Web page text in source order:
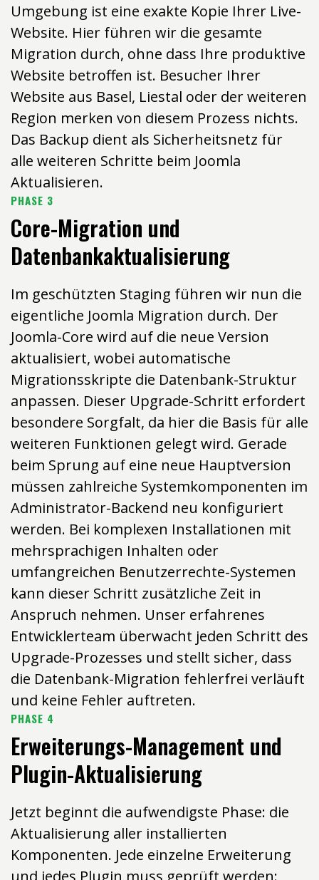
Umgebung ist eine exakte Kopie Ihrer Live-
Website. Hier führen wir die gesamte
Migration durch, ohne dass Ihre produktive
Website betroffen ist. Besucher Ihrer
Website aus Basel, Liestal oder der weiteren
Region merken von diesem Prozess nichts.
Das Backup dient als Sicherheitsnetz für
alle weiteren Schritte beim Joomla
Aktualisieren.
PHASE 3
Core-Migration und
Datenbankaktualisierung
Im geschützten Staging führen wir nun die
eigentliche Joomla Migration durch. Der
Joomla-Core wird auf die neue Version
aktualisiert, wobei automatische
Migrationsskripte die Datenbank-Struktur
anpassen. Dieser Upgrade-Schritt erfordert
besondere Sorgfalt, da hier die Basis für alle
weiteren Funktionen gelegt wird. Gerade
beim Sprung auf eine neue Hauptversion
müssen zahlreiche Systemkomponenten im
Administrator-Backend neu konfiguriert
werden. Bei komplexen Installationen mit
mehrsprachigen Inhalten oder
umfangreichen Benutzerrechte-Systemen
kann dieser Schritt zusätzliche Zeit in
Anspruch nehmen. Unser erfahrenes
Entwicklerteam überwacht jeden Schritt des
Upgrade-Prozesses und stellt sicher, dass
die Datenbank-Migration fehlerfrei verläuft
und keine Fehler auftreten.
PHASE 4
Erweiterungs-Management und
Plugin-Aktualisierung
Jetzt beginnt die aufwendigste Phase: die
Aktualisierung aller installierten
Komponenten. Jede einzelne Erweiterung
und jedes Plugin muss geprüft werden: